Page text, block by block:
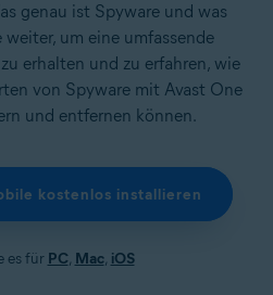
genau ist Spyware und was
weiter, um eine umfassende
erhalten und zu erfahren, wie
von Spyware mit Avast One
und entfernen können.
kostenlos installieren
es für PC, Mac, iOS